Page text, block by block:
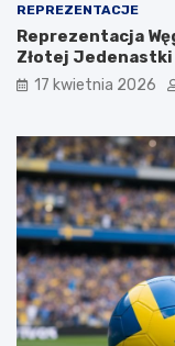
REPREZENTACJE
Reprezentacja
Złotej
17 kwietnia 2026